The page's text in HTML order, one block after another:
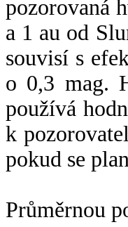
pozorovaná
a 1 au od
souvisí s
o 0,3 mag.
používá
k
pokud se
Průměrnou